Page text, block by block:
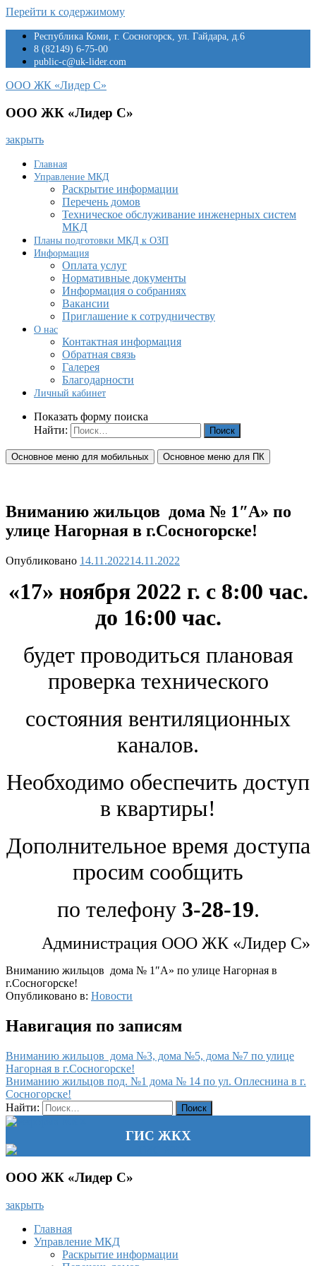
Перейти к содержимому
Республика Коми, г. Сосногорск, ул. Гайдара, д.6
8 (82149) 6-75-00
public-c@uk-lider.com
ООО ЖК «Лидер С»
ООО ЖК «Лидер С»
закрыть
Главная
Управление МКД
Раскрытие информации
Перечень домов
Техническое обслуживание инженерных систем
МКД
Планы подготовки МКД к ОЗП
Информация
Оплата услуг
Нормативные документы
Информация о собраниях
Вакансии
Приглашение к сотрудничеству
О нас
Контактная информация
Обратная связь
Галерея
Благодарности
Личный кабинет
Показать форму поиска
Найти:
Основное меню для мобильных Основное меню для ПК
Вниманию жильцов дома № 1″А» по
улице Нагорная в г.Сосногорске!
Опубликовано 14.11.202214.11.2022
«17» ноября 2022 г. с 8:00 час.
до 16:00 час.
будет проводиться плановая
проверка технического
состояния вентиляционных
каналов.
Необходимо обеспечить доступ
в квартиры!
Дополнительное время доступа
просим сообщить
по телефону 3-28-19.
Администрация ООО ЖК «Лидер С»
Вниманию жильцов дома № 1″А» по улице Нагорная в
г.Сосногорске!
Опубликовано в: Новости
Навигация по записям
Вниманию жильцов дома №3, дома №5, дома №7 по улице
Нагорная в г.Сосногорске!
Вниманию жильцов под. №1 дома № 14 по ул. Оплеснина в г.
Сосногорске!
Найти:
ГИС ЖКХ
ООО ЖК «Лидер С»
закрыть
Главная
Управление МКД
Раскрытие информации